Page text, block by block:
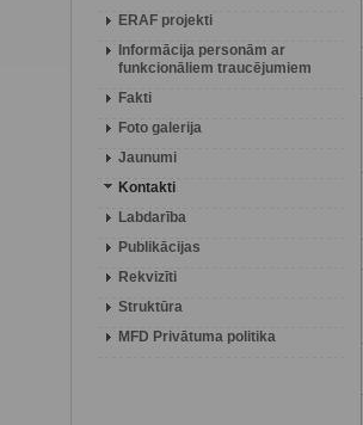
ERAF projekti
Informācija personām ar
funkcionāliem traucējumiem
Fakti
Foto galerija
Jaunumi
Kontakti
Labdarība
Publikācijas
Rekvizīti
Struktūra
MFD Privātuma politika